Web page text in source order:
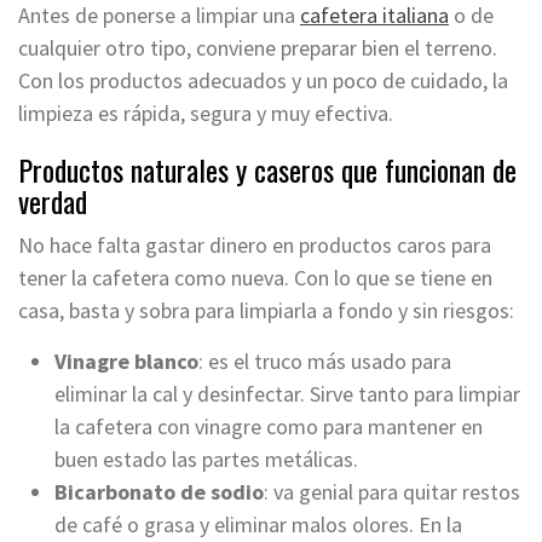
Antes de ponerse a limpiar una cafetera italiana o de
cualquier otro tipo, conviene preparar bien el terreno.
Con los productos adecuados y un poco de cuidado, la
limpieza es rápida, segura y muy efectiva.
Productos naturales y caseros que funcionan de
verdad
No hace falta gastar dinero en productos caros para
tener la cafetera como nueva. Con lo que se tiene en
casa, basta y sobra para limpiarla a fondo y sin riesgos:
Vinagre blanco: es el truco más usado para
eliminar la cal y desinfectar. Sirve tanto para limpiar
la cafetera con vinagre como para mantener en
buen estado las partes metálicas.
Bicarbonato de sodio: va genial para quitar restos
de café o grasa y eliminar malos olores. En la